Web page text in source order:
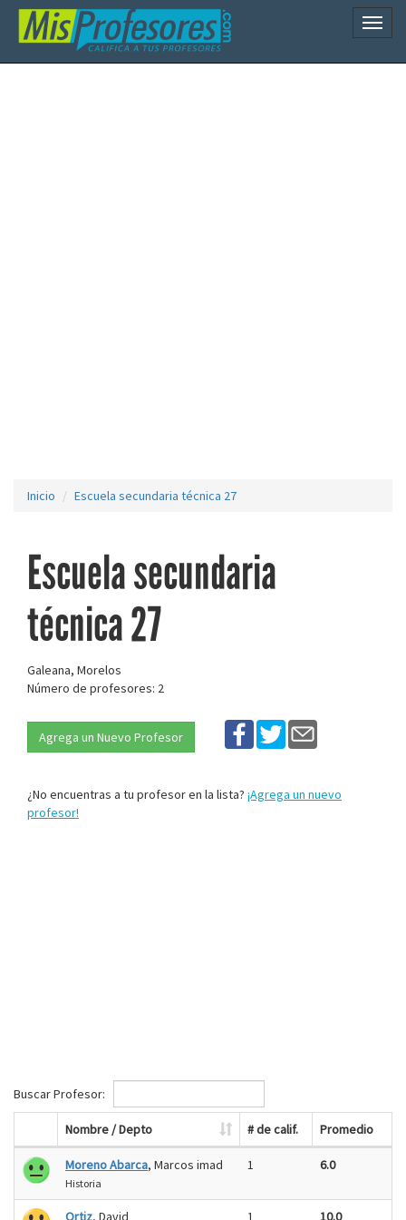
Inicio Escuela secundaria técnica 27
Escuela secundaria
técnica 27
Galeana, Morelos
Número de profesores: 2
Agrega un Nuevo Profesor
¿No encuentras a tu profesor en la lista? ¡Agrega un nuevo
profesor!
Buscar Profesor:
Nombre / Depto # de calif. Promedio
Moreno Abarca, Marcos imad
Historia
1 6.0
Ortiz, David 1 10.0